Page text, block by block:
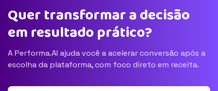
Quer transformar a decisão
em resultado prático?
A Performa.AI ajuda você a acelerar conversão após a
escolha da plataforma, com foco direto em receita.